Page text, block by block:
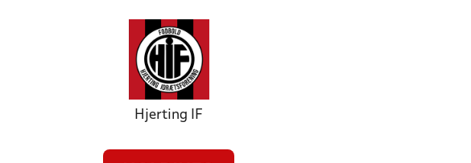
Hjerting IF